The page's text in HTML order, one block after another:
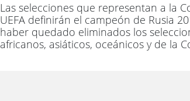
Las selecciones que representan a la
UEFA definirán el campeón de Rusia
haber quedado eliminados los
africanos, asiáticos, oceánicos y de la